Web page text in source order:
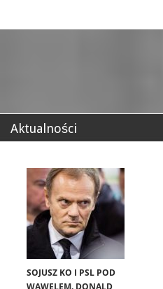
Aktualności
SOJUSZ KO I PSL POD